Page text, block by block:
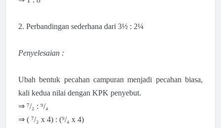
2. Perbandingan sederhana dari 3½ : 2¼
Penyelesaian :
Ubah bentuk pecahan campuran menjadi pecahan biasa,
kali kedua nilai dengan KPK penyebut.
⇒ ⁷/₂ : ⁹/₄
⇒ ( ⁷/₂ x 4) : (⁹/₄ x 4)